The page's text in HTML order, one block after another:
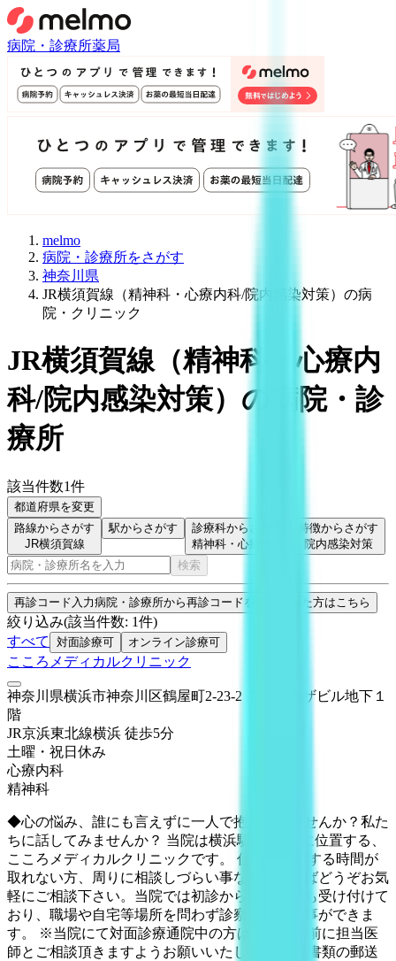
病院・診療所薬局
melmo
病院・診療所をさがす
神奈川県
JR横須賀線（精神科・心療内科/院内感染対策）の病
院・クリニック
JR横須賀線（精神科・心療内
科/院内感染対策） の病院・診
療所
該当件数1件
都道府県を変更
路線からさがす
JR横須賀線
駅からさがす
診療科からさがす
精神科・心療内科
特徴からさがす
院内感染対策
検索
再診コード入力病院・診療所から再診コードを受け取った方はこちら
絞り込み(該当件数: 1件)
すべて
対面診療可 オンライン診療可
こころメディカルクリニック
神奈川県横浜市神奈川区鶴屋町2-23-2 ＴＳプラザビル地下１
階
JR京浜東北線横浜 徒歩5分
土曜・祝日 休み
心療内科
精神科
◆心の悩み、誰にも言えずに一人で抱えていませんか？私た
ちに話してみませんか？ 当院は横浜駅徒歩3分に位置する、
こころメディカルクリニックです。 仕事で受診する時間が
取れない方、周りに相談しづらい事などがあればどうぞお気
軽にご相談下さい。当院では初診からのご予約も受け付けて
おり、職場や自宅等場所を問わず診察を受ける事ができま
す。 ※当院にて対面診療通院中の方は、ご予約前に担当医
師とご相談頂きますようお願いいたします。 〈書類の郵送